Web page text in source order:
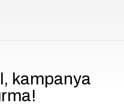
kampanya